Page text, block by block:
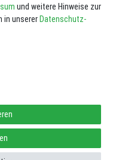
widerrufen
und weitere Hinweise zur
in unserer Daten­schutz­